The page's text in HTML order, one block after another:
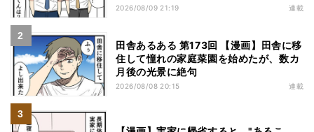
2026/08/09 21:19 連載
田舎あるある 第173回 【漫画】田舎に移
住して憧れの家庭菜園を始めたが、数カ
月後の光景に絶句
2026/08/08 20:15 連載